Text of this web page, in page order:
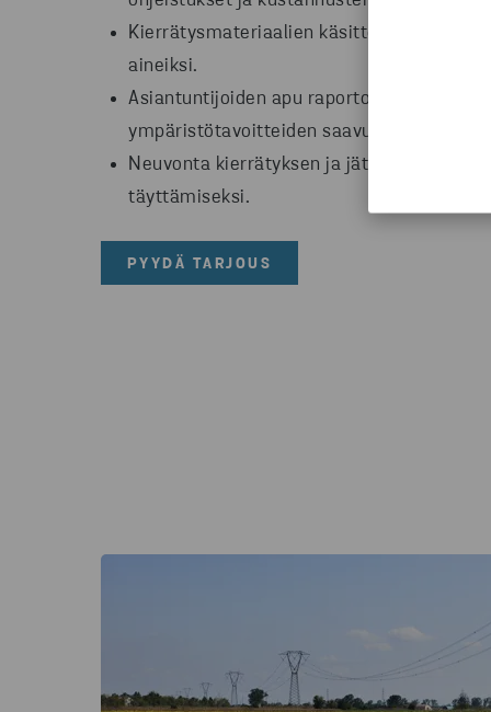
Kierrätysmateriaalien käsittely teollisesti
aineiksi.
Asiantuntijoiden apu raportointiin,
ympäristötavoitteiden saavuttamiseen.
Neuvonta kierrätyksen ja jätehuollon
täyttämiseksi.
PYYDÄ TARJOUS